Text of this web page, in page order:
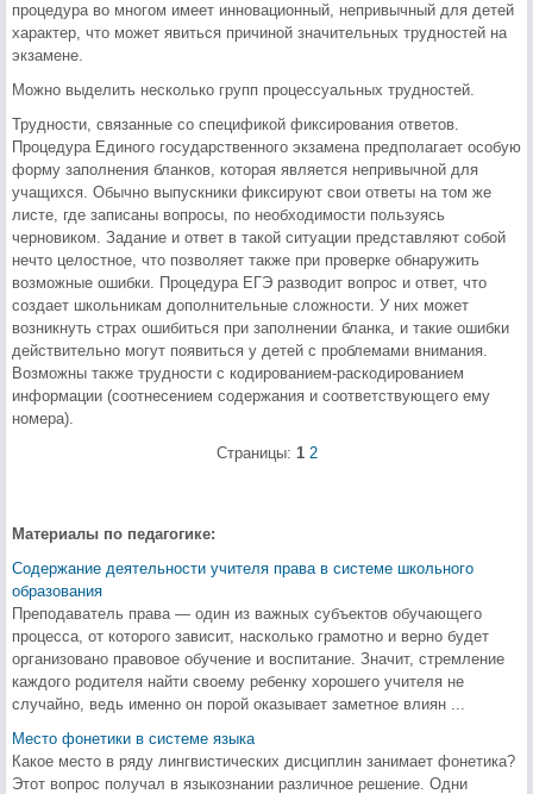
процедура во многом имеет инновационный, непривычный для детей
характер, что может явиться причиной значительных трудностей на
экзамене.
Можно выделить несколько групп процессуальных трудностей.
Трудности, связанные со спецификой фиксирования ответов.
Процедура Единого государственного экзамена предполагает особую
форму заполнения бланков, которая является непривычной для
учащихся. Обычно выпускники фиксируют свои ответы на том же
листе, где записаны вопросы, по необходимости пользуясь
черновиком. Задание и ответ в такой ситуации представляют собой
нечто целостное, что позволяет также при проверке обнаружить
возможные ошибки. Процедура ЕГЭ разводит вопрос и ответ, что
создает школьникам дополнительные сложности. У них может
возникнуть страх ошибиться при заполнении бланка, и такие ошибки
действительно могут появиться у детей с проблемами внимания.
Возможны также трудности с кодированием-раскодированием
информации (соотнесением содержания и соответствующего ему
номера).
Страницы: 1 2
Материалы по педагогике:
Содержание деятельности учителя права в системе школьного
образования
Преподаватель права — один из важных субъектов обучающего
процесса, от которого зависит, насколько грамотно и верно будет
организовано правовое обучение и воспитание. Значит, стремление
каждого родителя найти своему ребенку хорошего учителя не
случайно, ведь именно он порой оказывает заметное влиян ...
Место фонетики в системе языка
Какое место в ряду лингвистических дисциплин занимает фонетика?
Этот вопрос получал в языкознании различное решение. Одни